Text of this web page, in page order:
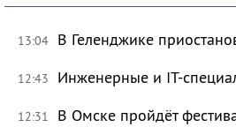
13:04 В Геленджике
12:43 Инженерные и IT-
12:31 В Омске пройдёт